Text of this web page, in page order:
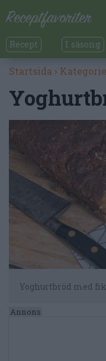
Recept I säsong
Startsida ›
Yoghurtbröd med